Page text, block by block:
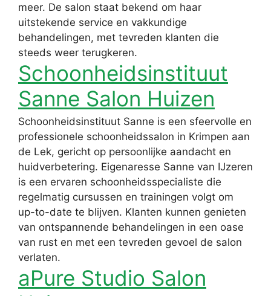
meer. De salon staat bekend om haar
uitstekende service en vakkundige
behandelingen, met tevreden klanten die
steeds weer terugkeren.
Schoonheidsinstituut
Sanne Salon Huizen
Schoonheidsinstituut Sanne is een sfeervolle en
professionele schoonheidssalon in Krimpen aan
de Lek, gericht op persoonlijke aandacht en
huidverbetering. Eigenaresse Sanne van IJzeren
is een ervaren schoonheidsspecialiste die
regelmatig cursussen en trainingen volgt om
up-to-date te blijven. Klanten kunnen genieten
van ontspannende behandelingen in een oase
van rust en met een tevreden gevoel de salon
verlaten.
aPure Studio Salon